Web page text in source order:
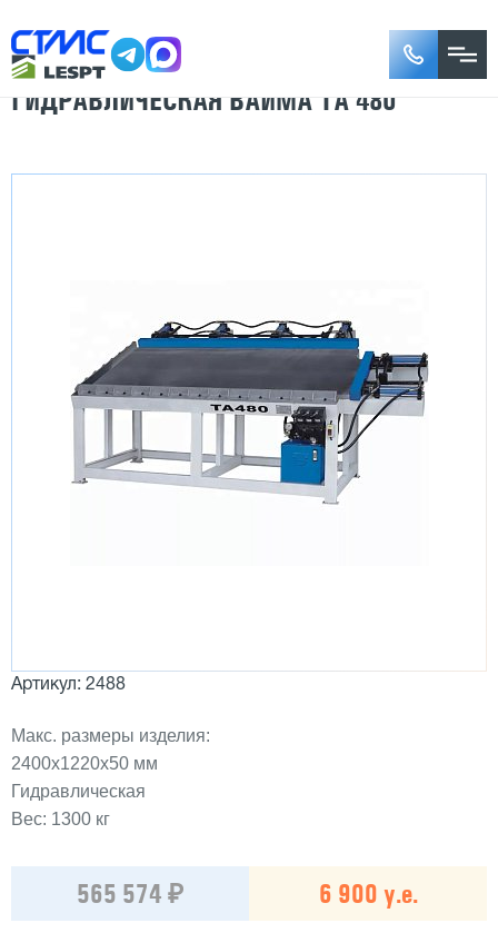
ГИДРАВЛИЧЕСКАЯ ВАЙМА TA 480
Артикул: 2488
Макс. размеры изделия:
2400х1220х50 мм
Гидравлическая
Вес: 1300 кг
565 574 ₽ 6 900 у.е.